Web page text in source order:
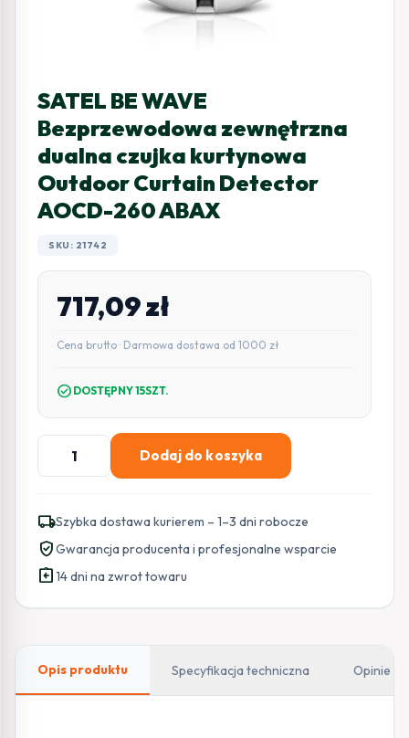
SATEL BE WAVE
Bezprzewodowa zewnętrzna
dualna czujka kurtynowa
Outdoor Curtain Detector
AOCD-260 ABAX
SKU: 21742
717,09zł
Cena brutto · Darmowa dostawa od 1000 zł
check_circle DOSTĘPNY 15SZT.
ilość
SATEL
WAVE
Bezprzewodowa
zewnętrzna
dualna
Curtain
Dodaj do koszyka
local_shippingSzybka dostawa kurierem – 1–3 dni robocze
verified_userGwarancja producenta i profesjonalne wsparcie
assignment_return14 dni na zwrot towaru
Opis produktu Specyfikacja techniczna Opinie